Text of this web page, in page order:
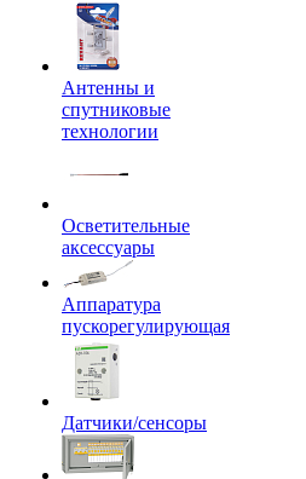
Антенны и
спутниковые
технологии
Осветительные
аксессуары
Аппаратура
пускорегулирующая
Датчики/сенсоры